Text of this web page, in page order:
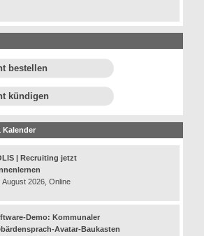
bestellen
kündigen
Kalender
| Recruiting jetzt
August 2026, Online
Demo: Kommunaler
Avatar-Baukasten